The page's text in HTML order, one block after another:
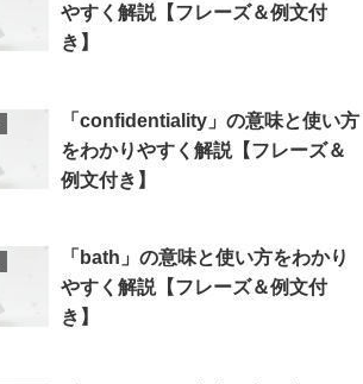
やすく解説【フレーズ＆例文付
き】
「confidentiality」の意味と使い方
をわかりやすく解説【フレーズ＆
例文付き】
「bath」の意味と使い方をわかり
やすく解説【フレーズ＆例文付
き】